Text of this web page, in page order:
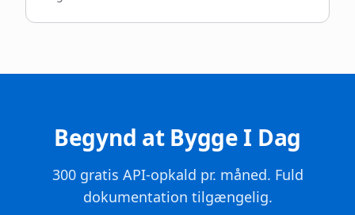
Begynd at Bygge I Dag
300 gratis API-opkald pr. måned. Fuld
dokumentation tilgængelig.